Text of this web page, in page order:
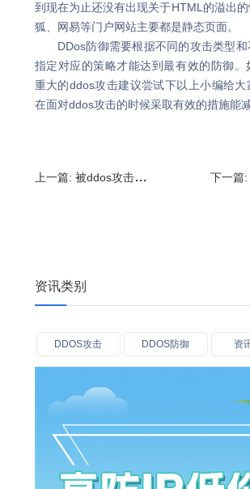
到现在为止还没有出现关于HTML的溢出
狐、网易等门户网站主要都是静态页面。
DDos防御需要根据不同的攻击类型和
指定对应的策略才能达到最有效的防御。
重大的ddos攻击建议尝试下以上小编给大
在面对ddos攻击的时候采取有效的措施能
上一篇: 被ddos攻击怎么办？ddos攻击破坏了什么 下一篇
资讯类别
DDOS攻击 DDOS防御 资